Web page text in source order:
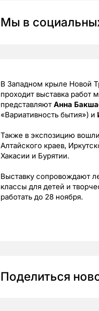
Мы в
В Западном крыле Новой
проходит выставка работ
представляют Анна
«Вариативность бытия») и
Также в экспозицию
Алтайского краев,
Хакасии и Бурятии.
Выставку сопровождают
классы для детей и
работать до 28 ноября.
Поделиться